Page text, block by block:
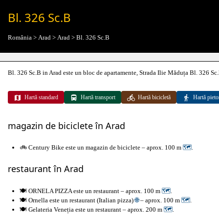
Bl. 326 Sc.B
România > Arad > Arad > Bl. 326 Sc.B
Bl. 326 Sc.B in Arad este un bloc de apartamente, Strada Ilie Măduța Bl. 326
Hartă standard Hartă transport Hartă bicicletă Hartă
magazin de biciclete în Arad
🚲 Century Bike este un magazin de biciclete – aprox. 100 m 🗺.
restaurant în Arad
🍽️ ORNELA PIZZA este un restaurant – aprox. 100 m 🗺
🍽️ Ornella este un restaurant (Italian pizza)🌐– aprox. 100 m 🗺
🍽️ Gelateria Veneția este un restaurant – aprox. 200 m 🗺